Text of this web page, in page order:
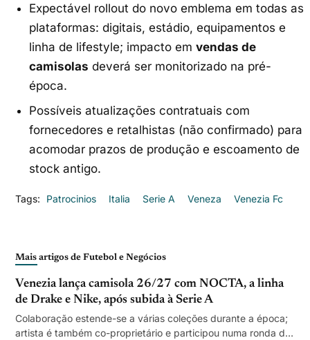
Expectável rollout do novo emblema em todas as
plataformas: digitais, estádio, equipamentos e
linha de lifestyle; impacto emvendas de
camisolas deverá ser monitorizado na pré-
época.
Possíveis atualizações contratuais com
fornecedores e retalhistas (não confirmado) para
acomodar prazos de produção e escoamento de
stock antigo.
Tags: Patrocinios Italia Serie A Veneza Venezia Fc
Mais artigos de Futebol e Negócios
Venezia lança camisola 26/27 com NOCTA, a linha
de Drake e Nike, após subida à Serie A
Colaboração estende-se a várias coleções durante a época;
artista é também co-proprietário e participou numa ronda de